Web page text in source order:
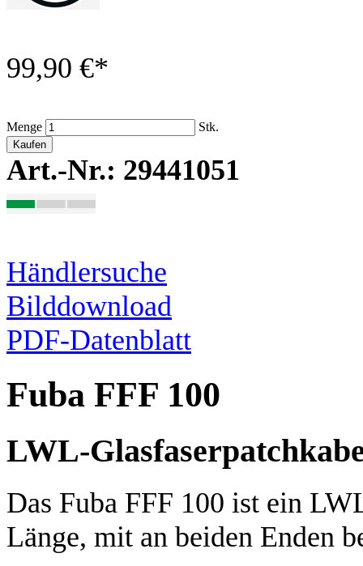
99,90 €*
Menge Stk.
Kaufen
Art.-Nr.: 29441051
Händlersuche
Bilddownload
PDF-Datenblatt
Fuba FFF 100
LWL-
Das Fuba FFF 100 ist ein
Länge, mit an beiden Enden